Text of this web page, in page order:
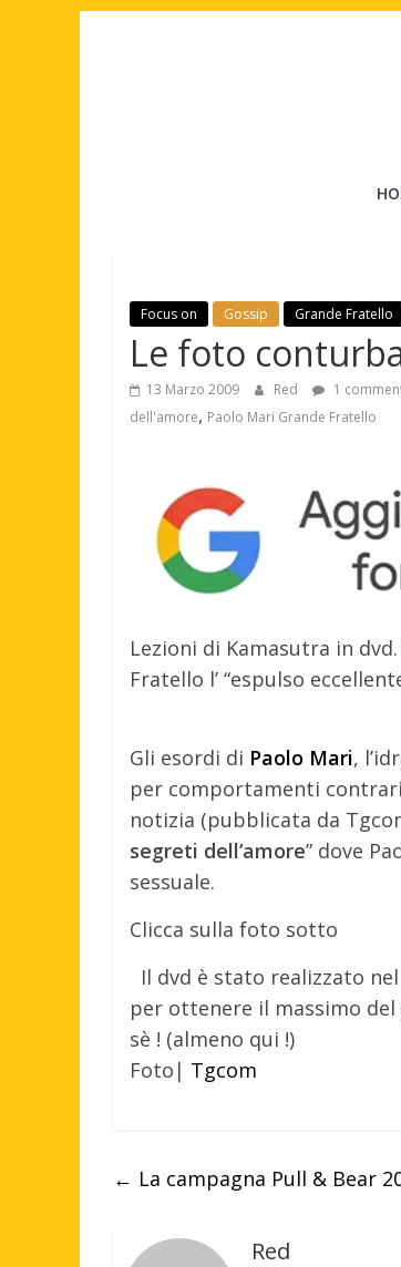
Motori,
gay
news
Focus on Gossip Grande Fratello
Le foto
13 Marzo 2009 Red 1
dell'amore, Paolo Mari Grande Fratello
Lezioni di Kamasutra in
Fratello l’ “espulso
Gli esordi di Paolo Mari,
per comportamenti
notizia (pubblicata da
segreti dell’amore” dove
sessuale.
Clicca sulla foto sotto
Il dvd è stato realizzato
per ottenere il massimo del
sè ! (almeno qui !)
Foto| Tgcom
← La campagna Pull & Bear
Red